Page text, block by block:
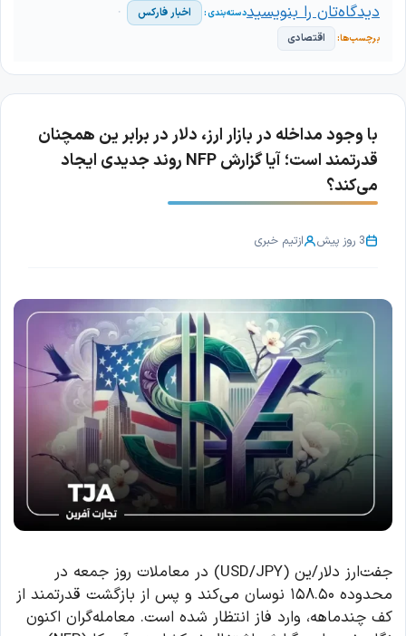
اخبار فارکس
اقتصادی
دیدگاه‌تان را بنویسید
با وجود مداخله در بازار ارز، دلار در برابر ین همچنان
قدرتمند است؛ آیا گزارش NFP روند جدیدی ایجاد
می‌کند؟
3 روز پیش ازتیم خبری
جفت‌ارز دلار/ین (USD/JPY) در معاملات روز جمعه در
محدوده ۱۵۸.۵۰ نوسان می‌کند و پس از بازگشت قدرتمند از
کف چندماهه، وارد فاز انتظار شده است. معامله‌گران اکنون